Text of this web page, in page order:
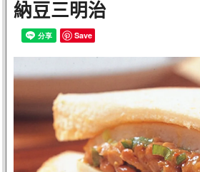
納豆三明治
Save